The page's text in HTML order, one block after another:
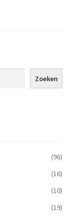
Zoeken
(96)
(16)
(10)
(19)